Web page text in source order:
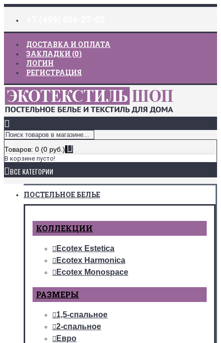
ДОСТАВКА И ОПЛАТА
ЗАКЛАДКИ (0)
ЛОГИН
РЕГИСТРАЦИЯ
Товаров: 0 (0 руб.)
В корзине пусто!
ВСЕ КАТЕГОРИИ
ПОСТЕЛЬНОЕ БЕЛЬЕ
КОЛЛЕКЦИИ
Ecotex Estetica
Ecotex Harmonica
Ecotex Monospace
РАЗМЕРЫ
1,5-спальное
2-спальное
Евро